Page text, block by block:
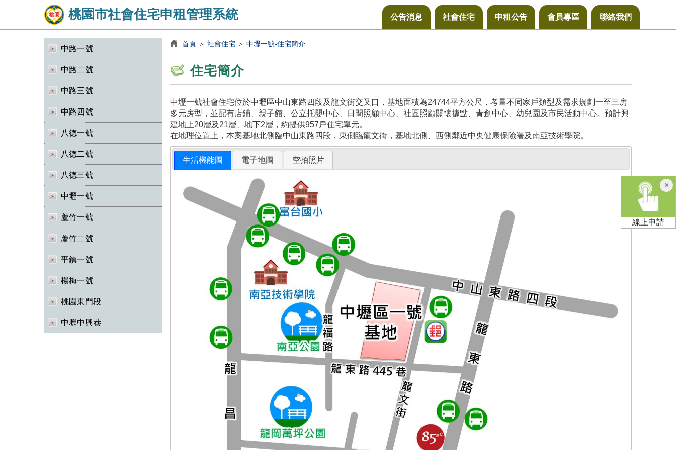
桃園市社會住宅申租管理系統 公告消息 社會住宅 申租公告 會員專區 聯絡我們
中路一號
中路二號
中路三號
中路四號
八德一號
八德二號
八德三號
中壢一號
蘆竹一號
蘆竹二號
平鎮一號
楊梅一號
桃園東門段
中壢中興巷
首頁＞ 社會住宅＞ 中壢一號-住宅簡介
住宅簡介
中壢一號社會住宅位於中壢區中山東路四段及龍文街交叉口，基地面積為24744平方公尺，考量不同家戶類型及需求規劃一至三房
多元房型，並配有店鋪、親子館、公立托嬰中心、日間照顧中心、社區照顧關懷據點、青創中心、幼兒園及市民活動中心。預計興
建地上20層及21層、地下2層，約提供957戶住宅單元。
在地理位置上，本案基地北側臨中山東路四段，東側臨龍文街，基地北側、西側鄰近中央健康保險署及南亞技術學院。
生活機能圖 電子地圖 空拍照片
×關
閉
線上申請